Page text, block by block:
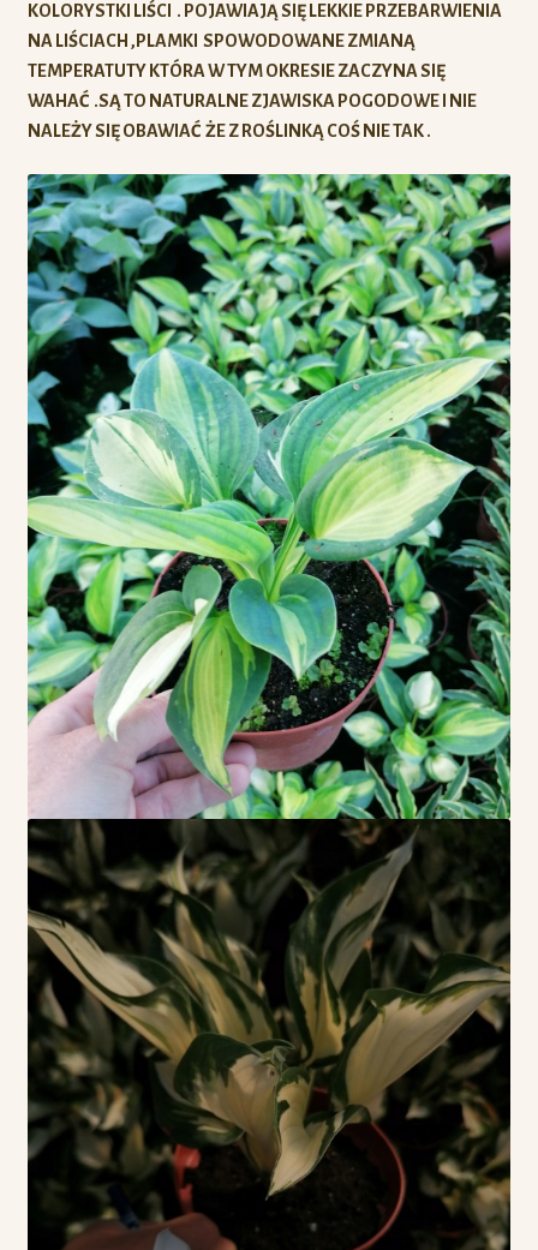
KOLORYSTKI LIŚCI . POJAWIAJĄ SIĘ LEKKIE PRZEBARWIENIA
NA LIŚCIACH ,PLAMKI SPOWODOWANE ZMIANĄ
TEMPERATUTY KTÓRA W TYM OKRESIE ZACZYNA SIĘ
WAHAĆ .SĄ TO NATURALNE ZJAWISKA POGODOWE I NIE
NALEŻY SIĘ OBAWIAĆ ŻE Z ROŚLINKĄ COŚ NIE TAK .